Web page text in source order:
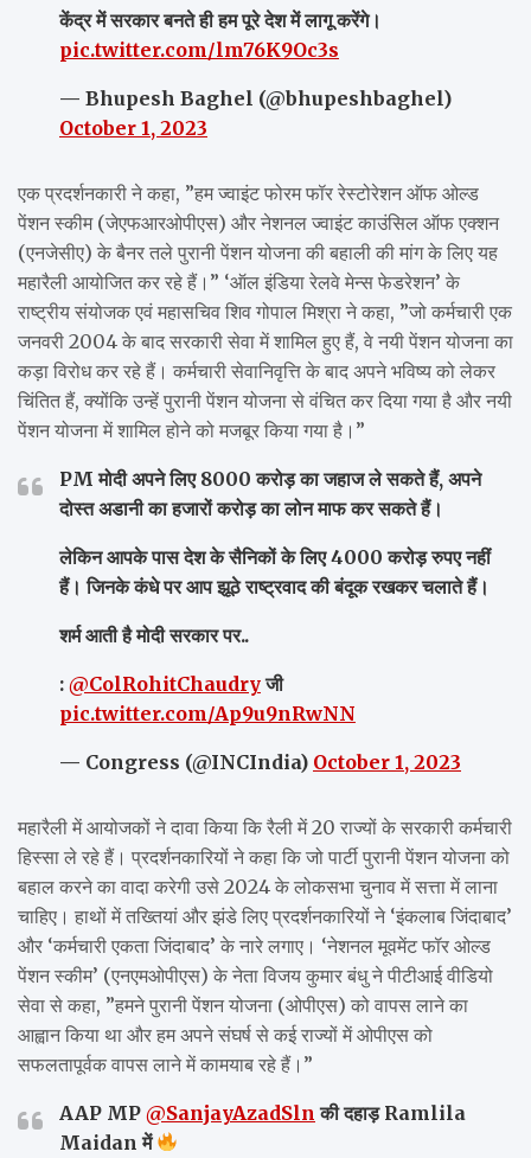
केंद्र में सरकार बनते ही हम पूरे देश में लागू करेंगे।
pic.twitter.com/lm76K9Oc3s
— Bhupesh Baghel (@bhupeshbaghel)
October 1, 2023
एक प्रदर्शनकारी ने कहा, ”हम ज्वाइंट फोरम फॉर रेस्टोरेशन ऑफ ओल्ड
पेंशन स्कीम (जेएफआरओपीएस) और नेशनल ज्वाइंट काउंसिल ऑफ एक्शन
(एनजेसीए) के बैनर तले पुरानी पेंशन योजना की बहाली की मांग के लिए यह
महारैली आयोजित कर रहे हैं।” ‘ऑल इंडिया रेलवे मेन्स फेडरेशन’ के
राष्ट्रीय संयोजक एवं महासचिव शिव गोपाल मिश्रा ने कहा, ”जो कर्मचारी एक
जनवरी 2004 के बाद सरकारी सेवा में शामिल हुए हैं, वे नयी पेंशन योजना का
कड़ा विरोध कर रहे हैं। कर्मचारी सेवानिवृत्ति के बाद अपने भविष्य को लेकर
चिंतित हैं, क्योंकि उन्हें पुरानी पेंशन योजना से वंचित कर दिया गया है और नयी
पेंशन योजना में शामिल होने को मजबूर किया गया है।”
PM मोदी अपने लिए 8000 करोड़ का जहाज ले सकते हैं, अपने
दोस्त अडानी का हजारों करोड़ का लोन माफ कर सकते हैं।
लेकिन आपके पास देश के सैनिकों के लिए 4000 करोड़ रुपए नहीं
हैं। जिनके कंधे पर आप झूठे राष्ट्रवाद की बंदूक रखकर चलाते हैं।
शर्म आती है मोदी सरकार पर..
: @ColRohitChaudryजी
pic.twitter.com/Ap9u9nRwNN
— Congress (@INCIndia) October 1, 2023
महारैली में आयोजकों ने दावा किया कि रैली में 20 राज्यों के सरकारी कर्मचारी
हिस्सा ले रहे हैं। प्रदर्शनकारियों ने कहा कि जो पार्टी पुरानी पेंशन योजना को
बहाल करने का वादा करेगी उसे 2024 के लोकसभा चुनाव में सत्ता में लाना
चाहिए। हाथों में तख्तियां और झंडे लिए प्रदर्शनकारियों ने ‘इंकलाब जिंदाबाद’
और ‘कर्मचारी एकता जिंदाबाद’ के नारे लगाए। ‘नेशनल मूवमेंट फॉर ओल्ड
पेंशन स्कीम’ (एनएमओपीएस) के नेता विजय कुमार बंधु ने पीटीआई वीडियो
सेवा से कहा, ”हमने पुरानी पेंशन योजना (ओपीएस) को वापस लाने का
आह्वान किया था और हम अपने संघर्ष से कई राज्यों में ओपीएस को
सफलतापूर्वक वापस लाने में कामयाब रहे हैं।”
AAP MP @SanjayAzadSln की दहाड़ Ramlila
Maidan में